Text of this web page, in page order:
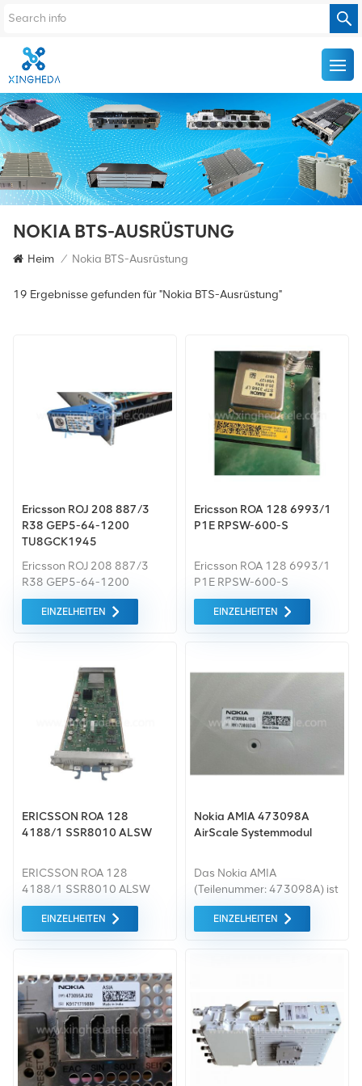
NOKIA BTS-AUSRÜSTUNG
Heim / Nokia BTS-Ausrüstung
19 Ergebnisse gefunden für "Nokia BTS-Ausrüstung"
Ericsson ROJ 208 887/3
R38 GEP5-64-1200
TU8GCK1945
Ericsson ROJ 208 887/3
R38 GEP5-64-1200
TU8GCK1945
EINZELHEITEN
Ericsson ROA 128 6993/1
P1E RPSW-600-S
Ericsson ROA 128 6993/1
P1E RPSW-600-S
EINZELHEITEN
ERICSSON ROA 128
4188/1 SSR8010 ALSW
ERICSSON ROA 128
4188/1 SSR8010 ALSW
EINZELHEITEN
Nokia AMIA 473098A
AirScale Systemmodul
Das Nokia AMIA
(Teilenummer: 473098A) ist
das grundlegende
AirScale-Systemmodul
wichtigsten
Basisbandkomponenten
(ASIA-Steuerung, ABIA-
Kapazität, AMIA/ABIO-
Schnittstellenkarten) in
EINZELHEITEN